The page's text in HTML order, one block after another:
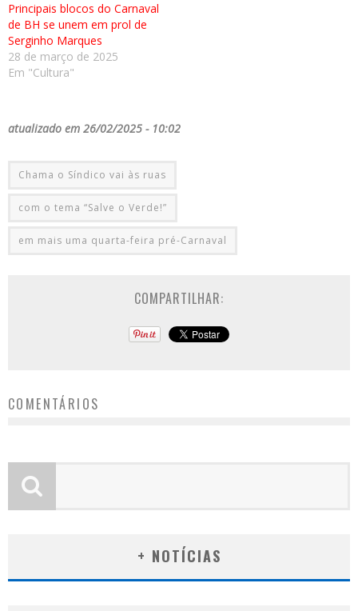
Principais blocos do Carnaval
de BH se unem em prol de
Serginho Marques
28 de março de 2025
Em "Cultura"
atualizado em 26/02/2025 - 10:02
Chama o Síndico vai às ruas
com o tema “Salve o Verde!”
em mais uma quarta-feira pré-Carnaval
COMPARTILHAR:
COMENTÁRIOS
+ NOTÍCIAS